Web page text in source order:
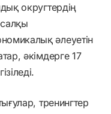
округтердің
әлеуетін
әкімдерге 17
тренингтер